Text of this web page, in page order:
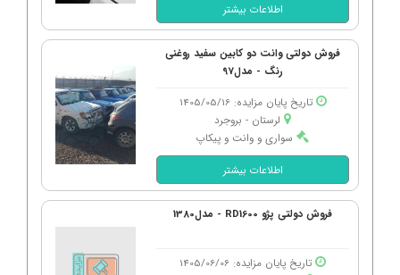
اطلاعات بیشتر
فروش دولتی وانت دو کابین سفید روغنی
رنگ - مدل97
تاریخ پایان مزایده: 1405/05/16
لرستان - بروجرد
سواری و وانت و پیکاپ
اطلاعات بیشتر
فروش دولتی پژو RD1600 - مدل1380
تاریخ پایان مزایده: 1405/06/06